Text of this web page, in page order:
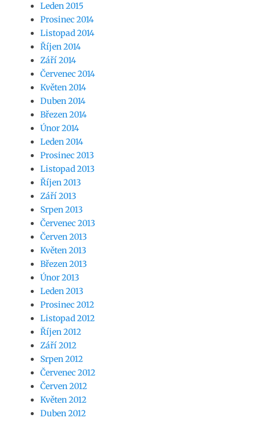
Leden 2015
Prosinec 2014
Listopad 2014
Říjen 2014
Září 2014
Červenec 2014
Květen 2014
Duben 2014
Březen 2014
Únor 2014
Leden 2014
Prosinec 2013
Listopad 2013
Říjen 2013
Září 2013
Srpen 2013
Červenec 2013
Červen 2013
Květen 2013
Březen 2013
Únor 2013
Leden 2013
Prosinec 2012
Listopad 2012
Říjen 2012
Září 2012
Srpen 2012
Červenec 2012
Červen 2012
Květen 2012
Duben 2012